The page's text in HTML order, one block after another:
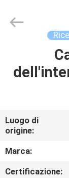
PRODOTTI
RIGUARDO
A
NOI
Road
Enterprise
Reserved.
Luogo di
origine:
Marca:
Certificazione: